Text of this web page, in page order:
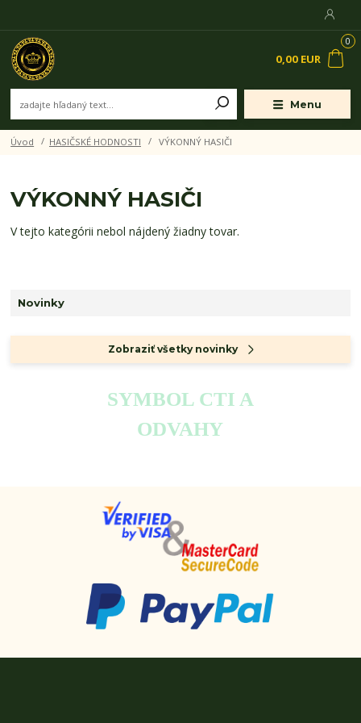
Menu
0
0,00 EUR
Úvod HASIČSKÉ HODNOSTI VÝKONNÝ HASIČI
VÝKONNÝ HASIČI
V tejto kategórii nebol nájdený žiadny tovar.
Novinky
Zobraziť všetky novinky
SYMBOL CTI A
ODVAHY